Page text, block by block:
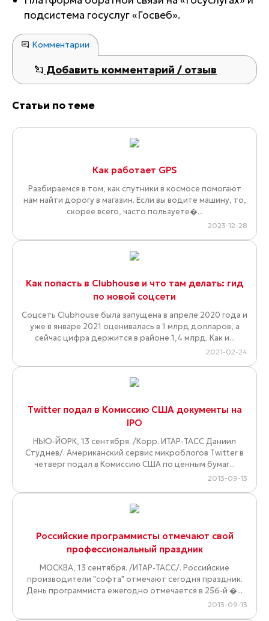
подсистема госуслуг «Госвеб».
Комментарии
Добавить комментарий / отзыв
Статьи по теме
Как работает GPS
Разбираемся в том, как спутники в космосе помогают
нам найти дорогу в магазин. Если вы водите машину, то,
скорее всего, часто пользуете�...
2023-12-28
Как попасть в Clubhouse и что там делать: гид
по новой соцсети
Соцсеть Clubhouse была запущена в апреле 2020 года и
уже в январе 2021 оценивалась в 1 млрд долларов, а
сейчас цифра держится в районе 1,4 млрд. Как и...
2021-02-24
Twitter подал в Комиссию США документы на
IPO
НЬЮ-ЙОРК, 13 сентября. /Корр. ИТАР-ТАСС Даниил
Студнев/. Американский сервис микроблогов Twitter в
четверг подал в Комиссию США по ценным бумаг...
2013-09-13
Российские программисты отмечают свой
профессиональный праздник
МОСКВА, 13 сентября. /ИТАР-ТАСС/. Российские
производители "софта" отмечают сегодня праздник.
День программиста ежегодно отмечается в 256-й �...
2013-09-13